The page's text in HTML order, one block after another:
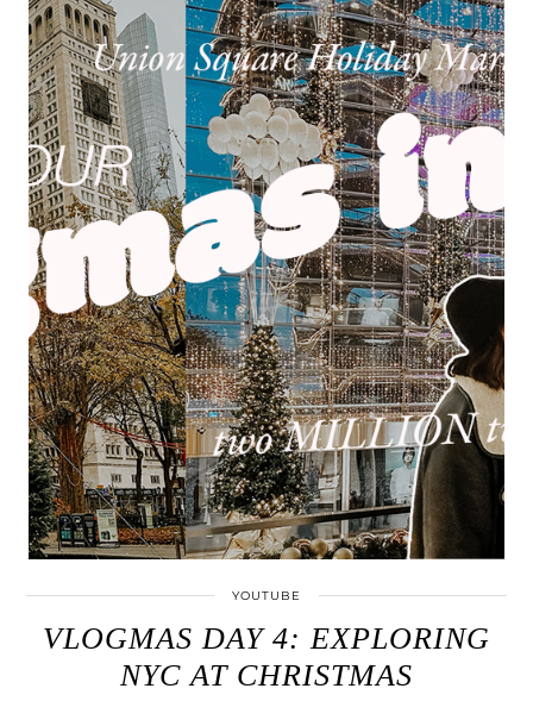
YOUTUBE
VLOGMAS DAY 4: EXPLORING
NYC AT CHRISTMAS